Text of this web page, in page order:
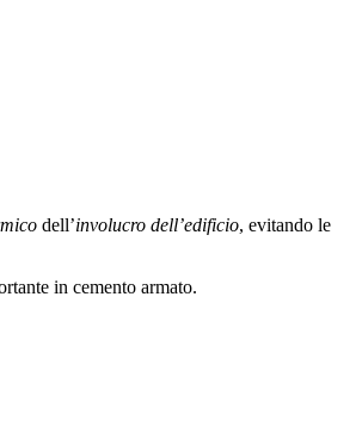
dell’involucro dell’edificio, evitando le
in cemento armato.